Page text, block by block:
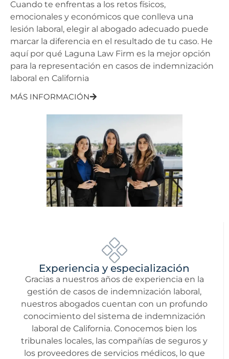
Cuando te enfrentas a los retos físicos,
emocionales y económicos que conlleva una
lesión laboral, elegir al abogado adecuado puede
marcar la diferencia en el resultado de tu caso. He
aquí por qué Laguna Law Firm es la mejor opción
para la representación en casos de indemnización
laboral en California
MÁS INFORMACIÓN
Experiencia y especialización
Gracias a nuestros años de experiencia en la
gestión de casos de indemnización laboral,
nuestros abogados cuentan con un profundo
conocimiento del sistema de indemnización
laboral de California. Conocemos bien los
tribunales locales, las compañías de seguros y
los proveedores de servicios médicos, lo que